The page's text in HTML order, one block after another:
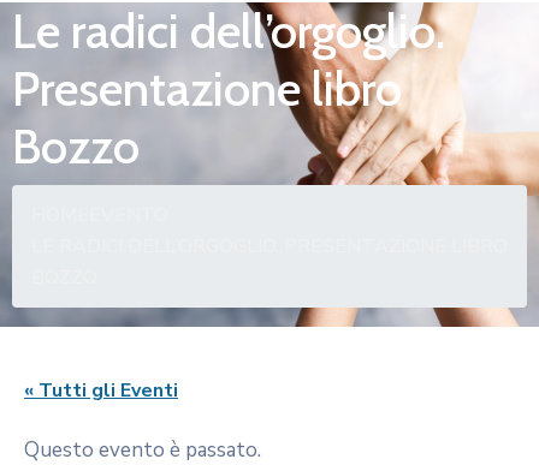
Le radici dell’orgoglio.
Presentazione libro
Bozzo
« Tutti gli Eventi
Questo evento è passato.